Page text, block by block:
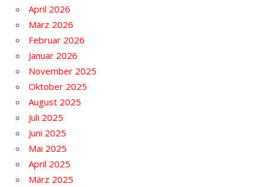
April 2026
März 2026
Februar 2026
Januar 2026
November 2025
Oktober 2025
August 2025
Juli 2025
Juni 2025
Mai 2025
April 2025
März 2025